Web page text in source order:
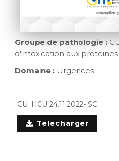
Groupe de pathologie :
d'intoxication aux
Domaine : Urgences
CU_HCU 24.11.2022- SC
Télécharger